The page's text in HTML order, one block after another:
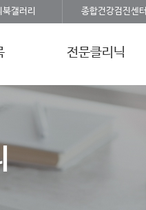
북갤러리 종합건강검진센터
전문클리닉